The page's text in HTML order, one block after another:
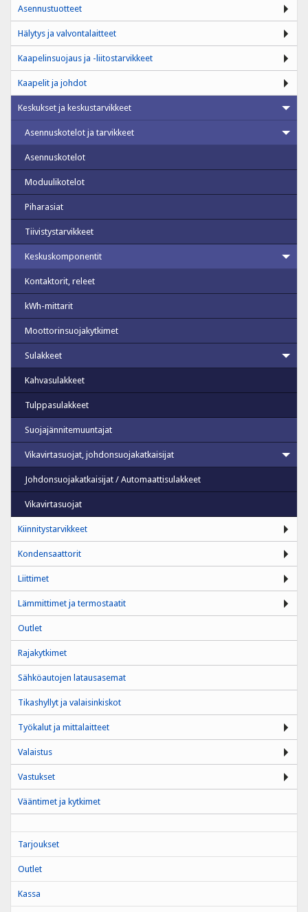
Asennustuotteet
Hälytys ja valvontalaitteet
Kaapelinsuojaus ja -liitostarvikkeet
Kaapelit ja johdot
Keskukset ja keskustarvikkeet
Asennuskotelot ja tarvikkeet
Asennuskotelot
Moduulikotelot
Piharasiat
Tiivistystarvikkeet
Keskuskomponentit
Kontaktorit, releet
kWh-mittarit
Moottorinsuojakytkimet
Sulakkeet
Kahvasulakkeet
Tulppasulakkeet
Suojajännitemuuntajat
Vikavirtasuojat, johdonsuojakatkaisijat
Johdonsuojakatkaisijat / Automaattisulakkeet
Vikavirtasuojat
Kiinnitystarvikkeet
Kondensaattorit
Liittimet
Lämmittimet ja termostaatit
Outlet
Rajakytkimet
Sähköautojen latausasemat
Tikashyllyt ja valaisinkiskot
Työkalut ja mittalaitteet
Valaistus
Vastukset
Vääntimet ja kytkimet
Tarjoukset
Outlet
Kassa